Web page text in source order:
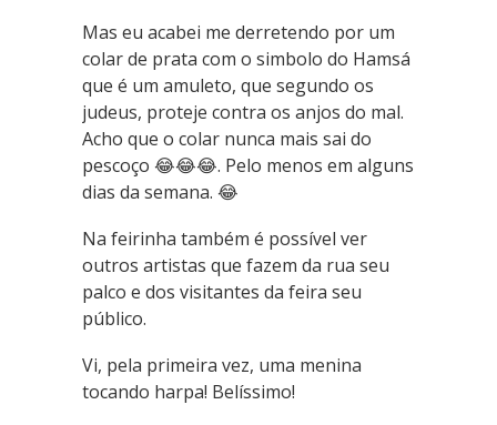
Mas eu acabei me derretendo por um
colar de prata com o simbolo do Hamsá
que é um amuleto, que segundo os
judeus, proteje contra os anjos do mal.
Acho que o colar nunca mais sai do
pescoço 😂😂😂. Pelo menos em alguns
dias da semana. 😂
Na feirinha também é possível ver
outros artistas que fazem da rua seu
palco e dos visitantes da feira seu
público.
Vi, pela primeira vez, uma menina
tocando harpa! Belíssimo!